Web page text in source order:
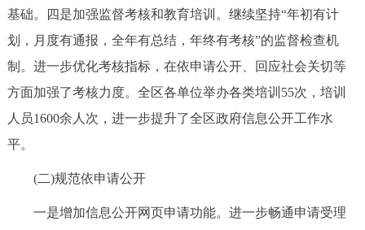
基础。四是加强监督考核和教育培训。继续坚持“年初有计
划，月度有通报，全年有总结，年终有考核”的监督检查机
制。进一步优化考核指标，在依申请公开、回应社会关切等
方面加强了考核力度。全区各单位举办各类培训55次，培训
人员1600余人次，进一步提升了全区政府信息公开工作水
平。
(二)规范依申请公开
一是增加信息公开网页申请功能。进一步畅通申请受理